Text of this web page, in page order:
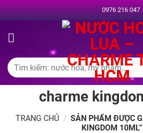
Chuyển
đến
dung
0976 216 047
Tìm
kiếm:
charme
TRANG CHỦ / SẢN PHẨM ĐƯỢC
KINGDOM 10ML”